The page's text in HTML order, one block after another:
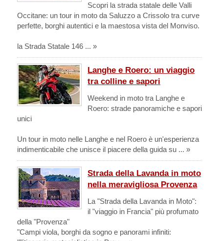
Scopri la strada statale delle Valli
Occitane: un tour in moto da Saluzzo a Crissolo tra curve
perfette, borghi autentici e la maestosa vista del Monviso.
la Strada Statale 146 ... »
Langhe e Roero: un viaggio
tra colline e sapori
Weekend in moto tra Langhe e
Roero: strade panoramiche e sapori
unici
Un tour in moto nelle Langhe e nel Roero è un'esperienza
indimenticabile che unisce il piacere della guida su ... »
Strada della Lavanda in moto
nella meravigliosa Provenza
La "Strada della Lavanda in Moto":
il "viaggio in Francia" più profumato
della "Provenza"
"Campi viola, borghi da sogno e panorami infiniti: